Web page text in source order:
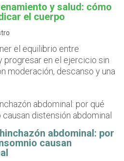
y salud: cómo
el cuerpo
el equilibrio entre
progresar en el ejercicio sin
moderación, descanso y una
abdominal: por
causan